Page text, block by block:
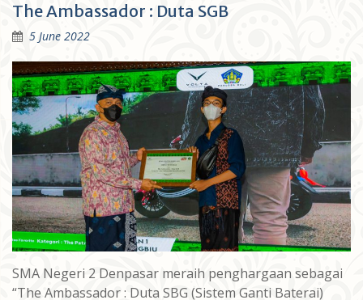
The Ambassador : Duta SGB
5 June 2022
SMA Negeri 2 Denpasar meraih penghargaan sebagai
“The Ambassador : Duta SBG (Sistem Ganti Baterai)